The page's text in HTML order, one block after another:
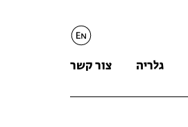
English
צור קשר גלריה